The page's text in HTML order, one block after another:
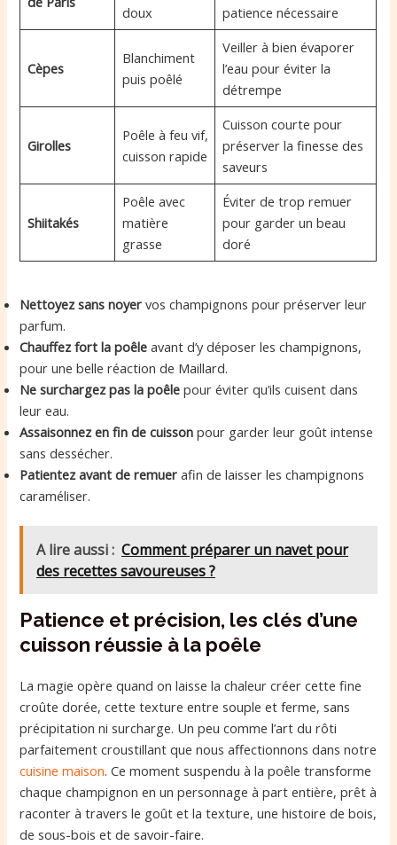
doux
patience nécessaire
Cèpes
Blanchiment
puis poêlé
Veiller à bien évaporer
l’eau pour éviter la
détrempe
Girolles
Poêle à feu vif,
cuisson rapide
Cuisson courte pour
préserver la finesse des
saveurs
Shiitakés
Poêle avec
matière
grasse
Éviter de trop remuer
pour garder un beau
doré
Nettoyez sans noyer vos champignons pour préserver leur
parfum.
Chauffez fort la poêle avant d’y déposer les champignons,
pour une belle réaction de Maillard.
Ne surchargez pas la poêle pour éviter qu’ils cuisent dans
leur eau.
Assaisonnez en fin de cuisson pour garder leur goût intense
sans dessécher.
Patientez avant de remuer afin de laisser les champignons
caraméliser.
A lire aussi : Comment préparer un navet pour
des recettes savoureuses ?
Patience et précision, les clés d’une
cuisson réussie à la poêle
La magie opère quand on laisse la chaleur créer cette fine
croûte dorée, cette texture entre souple et ferme, sans
précipitation ni surcharge. Un peu comme l’art du rôti
parfaitement croustillant que nous affectionnons dans notre
cuisine maison. Ce moment suspendu à la poêle transforme
chaque champignon en un personnage à part entière, prêt à
raconter à travers le goût et la texture, une histoire de bois,
de sous-bois et de savoir-faire.